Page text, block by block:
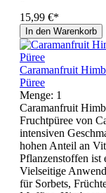
15,99 €*
In den Warenkorb
Caramanfruit
Püree
Menge: 1
Caramanfruit
Fruchtpüree von
intensiven
hohen Anteil an
Pflanzenstoffen ist
Vielseitige
für Sorbets,